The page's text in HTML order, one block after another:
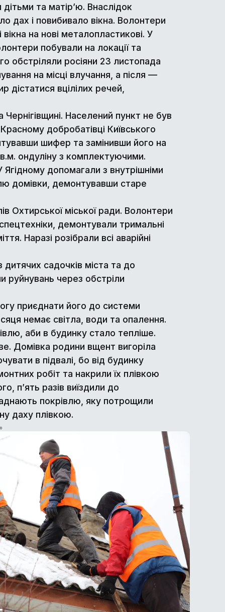
та матір’ю. Внаслідок
дах і повибивало вікна. Волонтери
на нові металопластикові. У
побували на локації та
обстріляли росіяни 23 листопада
на місці влучання, а після —
вцілілих речей,
Населений пункт не був
добробатівці Київського
шифер та замінивши його на
ондуліну з комплектуючими.
допомагали з внутрішніми
домівки, демонтувавши старе
Охтирської міської ради. Волонтери
демонтували тримальні
Наразі розібрали всі аварійні
садочків міста та до
руйнувань через обстріли
приєднати його до системи
немає світла, води та опалення.
аби в будинку стало тепліше.
Домівка родини вщент вигоріла
в підвалі, бо від будинку
робіт та накрили їх плівкою
п’ять разів виїздили до
покрівлю, яку потрощили
даху плівкою.